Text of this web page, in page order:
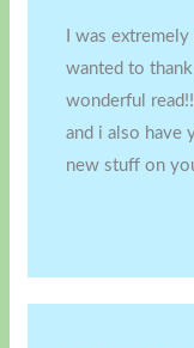
I was
wanted to
wonderful
and i also have
new stuff on